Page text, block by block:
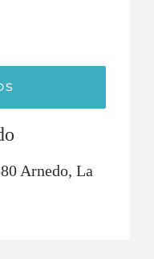
Arnedo, La